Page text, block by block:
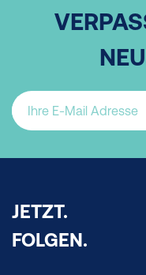
JETZT.
FOLGEN.